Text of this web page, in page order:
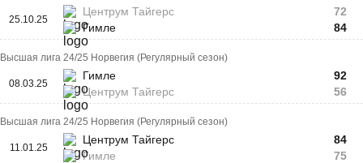
25.10.25
Центрум Тайгерс
Гимле
72
84
Высшая лига 24/25 Норвегия (Регулярный сезон)
08.03.25
Гимле
Центрум Тайгерс
92
56
Высшая лига 24/25 Норвегия (Регулярный сезон)
11.01.25
Центрум Тайгерс
Гимле
84
75